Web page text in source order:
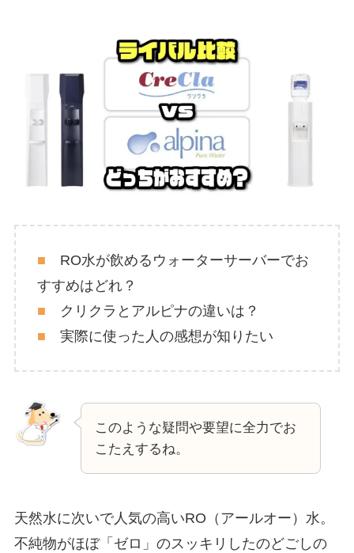
■ RO水が飲めるウォーターサーバーでお
すすめはどれ？
■ クリクラとアルピナの違いは？
■ 実際に使った人の感想が知りたい
このような疑問や要望に全力でお
こたえするね。
天然水に次いで人気の高いRO（アールオー）水。
不純物がほぼ「ゼロ」のスッキリしたのどごしの